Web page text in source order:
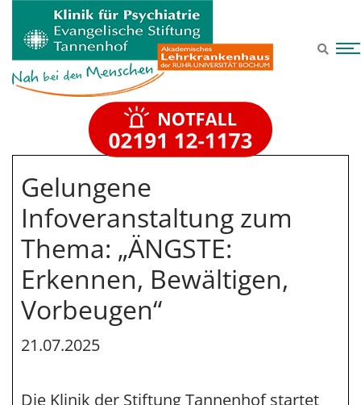
Zum Hauptinhalt springen
Gelungene
Infoveranstaltung zum
Thema: „ÄNGSTE:
Erkennen, Bewältigen,
Vorbeugen“
21.07.2025
Die Klinik der Stiftung Tannenhof startet